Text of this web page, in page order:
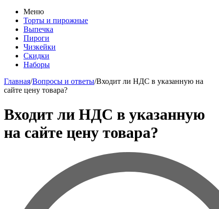
Меню
Торты и пирожные
Выпечка
Пироги
Чизкейки
Скидки
Наборы
Главная/Вопросы и ответы/Входит ли НДС в указанную на
сайте цену товара?
Входит ли НДС в указанную
на сайте цену товара?